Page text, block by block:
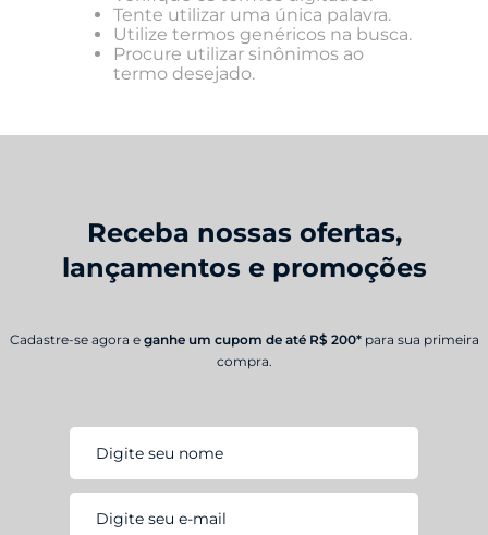
Tente utilizar uma única palavra.
Utilize termos genéricos na busca.
Procure utilizar sinônimos ao
termo desejado.
Receba nossas ofertas,
lançamentos e promoções
Cadastre-se agora e ganhe um cupom de até R$ 200* para sua primeira
compra.